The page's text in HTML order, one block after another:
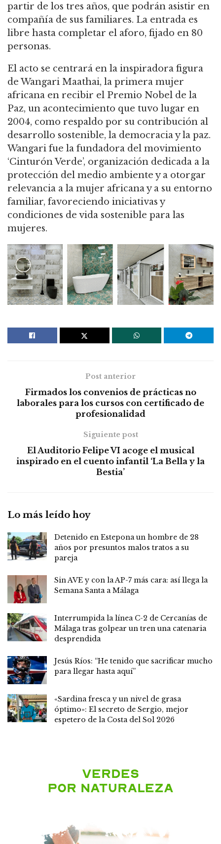
partir de los tres años, que podrán asistir en
compañía de sus familiares. La entrada es
libre hasta completar el aforo, fijado en 80
personas.
El acto se centrará en la inspiradora figura
de Wangari Maathai, la primera mujer
africana en recibir el Premio Nobel de la
Paz, un acontecimiento que tuvo lugar en
2004, como respaldo por su contribución al
desarrollo sostenible, la democracia y la paz.
Wangari fue la fundadora del movimiento
‘Cinturón Verde’, organización dedicada a la
protección del medio ambiente y a otorgar
relevancia a la mujer africana y a su entorno
familiar, favoreciendo iniciativas y
condiciones de vida sostenible para las
mujeres.
Post anterior
Firmados los convenios de prácticas no
laborales para los cursos con certificado de
profesionalidad
Siguiente post
El Auditorio Felipe VI acoge el musical
inspirado en el cuento infantil ‘La Bella y la
Bestia’
Lo más leído hoy
Detenido en Estepona un hombre de 28
años por presuntos malos tratos a su
pareja
Sin AVE y con la AP-7 más cara: así llega la
Semana Santa a Málaga
Interrumpida la línea C-2 de Cercanías de
Málaga tras golpear un tren una catenaria
desprendida
Jesús Ríos: “He tenido que sacrificar mucho
para llegar hasta aquí”
«Sardina fresca y un nivel de grasa
óptimo»: El secreto de Sergio, mejor
espetero de la Costa del Sol 2026